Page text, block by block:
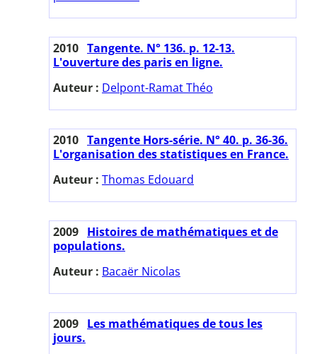
2010 Tangente. N° 136. p. 12-13.
L'ouverture des paris en ligne.
Auteur : Delpont-Ramat Théo
2010 Tangente Hors-série. N° 40. p. 36-36.
L'organisation des statistiques en France.
Auteur : Thomas Edouard
2009 Histoires de mathématiques et de
populations.
Auteur : Bacaër Nicolas
2009 Les mathématiques de tous les
jours.